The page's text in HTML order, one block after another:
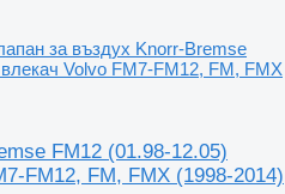
за въздух Knorr-Bremse
Volvo FM7-FM12, FM, FMX
FM12 (01.98-12.05)
FM12, FM, FMX (1998-2014)